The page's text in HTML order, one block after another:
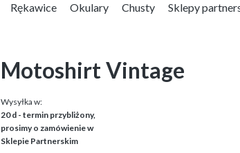
Rękawice Okulary Chusty Sklepy
Motoshirt Vintage
Wysyłka w:
20 d - termin przybliżony,
prosimy o zamówienie w
Sklepie Partnerskim